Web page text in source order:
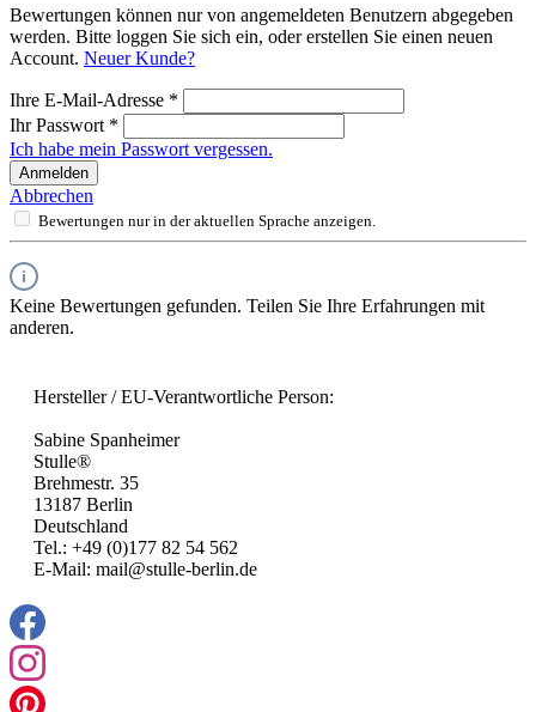
Bewertungen können nur von angemeldeten Benutzern abgegeben
werden. Bitte loggen Sie sich ein, oder erstellen Sie einen neuen
Account. Neuer Kunde?
Ihre E-Mail-Adresse *
Ihr Passwort *
Ich habe mein Passwort vergessen.
Anmelden
Abbrechen
Bewertungen nur in der aktuellen Sprache anzeigen.
Keine Bewertungen gefunden. Teilen Sie Ihre Erfahrungen mit
anderen.
Hersteller / EU-Verantwortliche Person:
Sabine Spanheimer
Stulle®
Brehmestr. 35
13187 Berlin
Deutschland
Tel.: +49 (0)177 82 54 562
E-Mail: mail@stulle-berlin.de